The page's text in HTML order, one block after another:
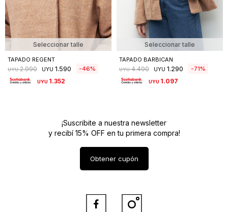
Seleccionar talle
TAPADO REGENT
UYU 2.990 UYU 1.590 46
UYU 1.352
Seleccionar talle
TAPADO BARBICAN
UYU 4.490 UYU 1.290 71
UYU 1.097
¡Suscribite a nuestra newsletter
y recibí 15% OFF en tu primera compra!
Obtener cupón
 